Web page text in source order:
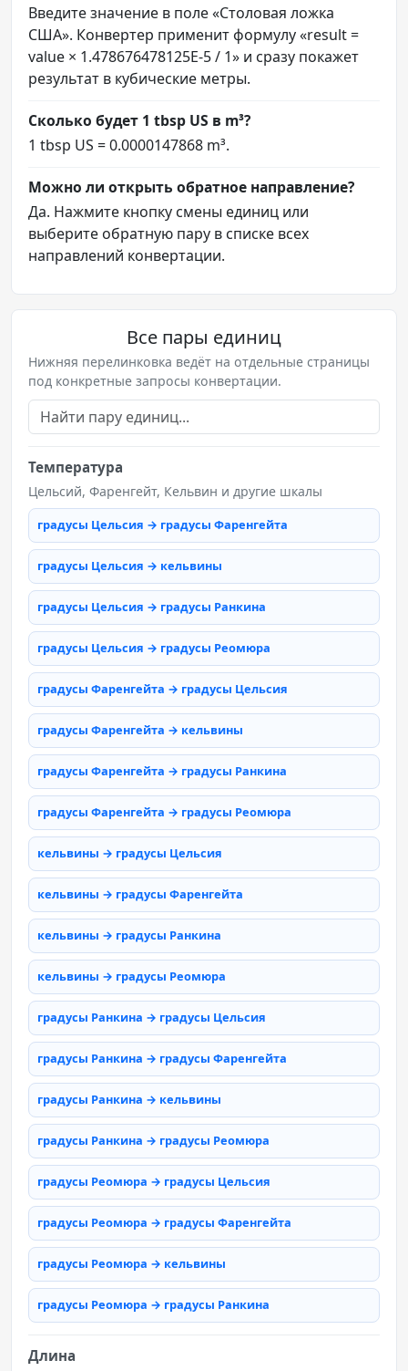
Введите значение в поле «Столовая ложка
США». Конвертер применит формулу «result =
value × 1.478676478125E-5 / 1» и сразу покажет
результат в кубические метры.
Сколько будет 1 tbsp US в m³?
1 tbsp US = 0.0000147868 m³.
Можно ли открыть обратное направление?
Да. Нажмите кнопку смены единиц или
выберите обратную пару в списке всех
направлений конвертации.
Все пары единиц
Нижняя перелинковка ведёт на отдельные страницы
под конкретные запросы конвертации.
Температура
Цельсий, Фаренгейт, Кельвин и другие шкалы
градусы Цельсия → градусы Фаренгейта
градусы Цельсия → кельвины
градусы Цельсия → градусы Ранкина
градусы Цельсия → градусы Реомюра
градусы Фаренгейта → градусы Цельсия
градусы Фаренгейта → кельвины
градусы Фаренгейта → градусы Ранкина
градусы Фаренгейта → градусы Реомюра
кельвины → градусы Цельсия
кельвины → градусы Фаренгейта
кельвины → градусы Ранкина
кельвины → градусы Реомюра
градусы Ранкина → градусы Цельсия
градусы Ранкина → градусы Фаренгейта
градусы Ранкина → кельвины
градусы Ранкина → градусы Реомюра
градусы Реомюра → градусы Цельсия
градусы Реомюра → градусы Фаренгейта
градусы Реомюра → кельвины
градусы Реомюра → градусы Ранкина
Длина